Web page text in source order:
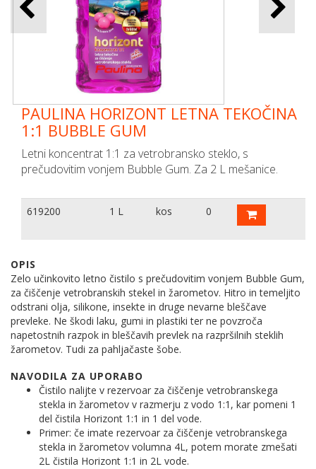
PAULINA HORIZONT LETNA TEKOČINA
1:1 BUBBLE GUM
Letni koncentrat 1:1 za vetrobransko steklo, s
prečudovitim vonjem Bubble Gum. Za 2 L mešanice.
619200 1 L kos 0
OPIS
Zelo učinkovito letno čistilo s prečudovitim vonjem Bubble Gum,
za čiščenje vetrobranskih stekel in žarometov. Hitro in temeljito
odstrani olja, silikone, insekte in druge nevarne bleščave
prevleke. Ne škodi laku, gumi in plastiki ter ne povzroča
napetostnih razpok in bleščavih prevlek na razpršilnih steklih
žarometov. Tudi za pahljačaste šobe.
NAVODILA ZA UPORABO
Čistilo nalijte v rezervoar za čiščenje vetrobranskega
stekla in žarometov v razmerju z vodo 1:1, kar pomeni 1
del čistila Horizont 1:1 in 1 del vode.
Primer: če imate rezervoar za čiščenje vetrobranskega
stekla in žarometov volumna 4L, potem morate zmešati
2L čistila Horizont 1:1 in 2L vode.